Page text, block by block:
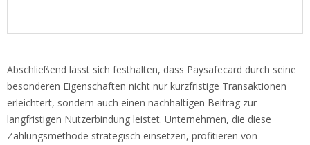
Abschließend lässt sich festhalten, dass Paysafecard durch seine
besonderen Eigenschaften nicht nur kurzfristige Transaktionen
erleichtert, sondern auch einen nachhaltigen Beitrag zur
langfristigen Nutzerbindung leistet. Unternehmen, die diese
Zahlungsmethode strategisch einsetzen, profitieren von